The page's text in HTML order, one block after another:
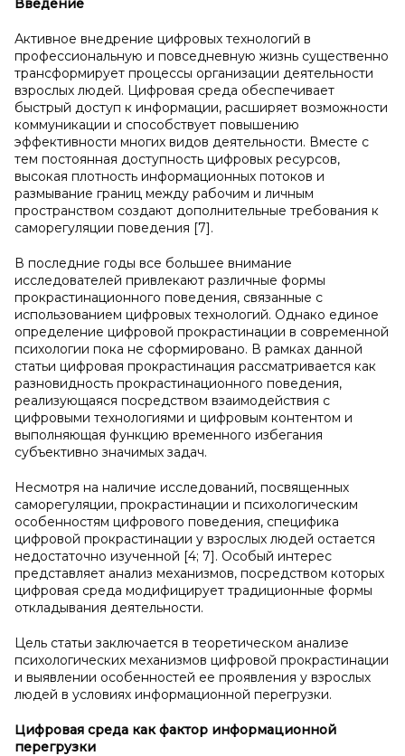
Введение
Активное внедрение цифровых технологий в
профессиональную и повседневную жизнь существенно
трансформирует процессы организации деятельности
взрослых людей. Цифровая среда обеспечивает
быстрый доступ к информации, расширяет возможности
коммуникации и способствует повышению
эффективности многих видов деятельности. Вместе с
тем постоянная доступность цифровых ресурсов,
высокая плотность информационных потоков и
размывание границ между рабочим и личным
пространством создают дополнительные требования к
саморегуляции поведения [7].
В последние годы все большее внимание
исследователей привлекают различные формы
прокрастинационного поведения, связанные с
использованием цифровых технологий. Однако единое
определение цифровой прокрастинации в современной
психологии пока не сформировано. В рамках данной
статьи цифровая прокрастинация рассматривается как
разновидность прокрастинационного поведения,
реализующаяся посредством взаимодействия с
цифровыми технологиями и цифровым контентом и
выполняющая функцию временного избегания
субъективно значимых задач.
Несмотря на наличие исследований, посвященных
саморегуляции, прокрастинации и психологическим
особенностям цифрового поведения, специфика
цифровой прокрастинации у взрослых людей остается
недостаточно изученной [4; 7]. Особый интерес
представляет анализ механизмов, посредством которых
цифровая среда модифицирует традиционные формы
откладывания деятельности.
Цель статьи заключается в теоретическом анализе
психологических механизмов цифровой прокрастинации
и выявлении особенностей ее проявления у взрослых
людей в условиях информационной перегрузки.
Цифровая среда как фактор информационной
перегрузки